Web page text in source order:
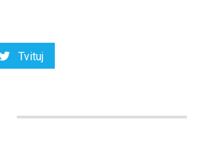
Tvituj